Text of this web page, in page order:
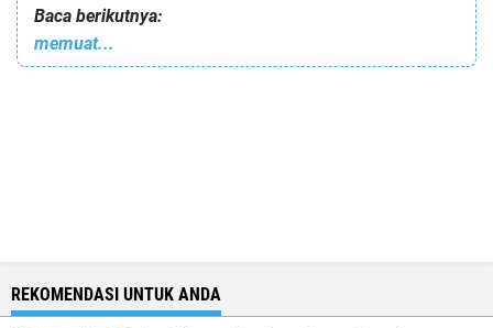
Baca berikutnya:
memuat...
REKOMENDASI UNTUK ANDA